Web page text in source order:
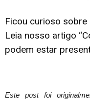
Ficou curioso
Leia nosso artigo
podem estar
Este post foi